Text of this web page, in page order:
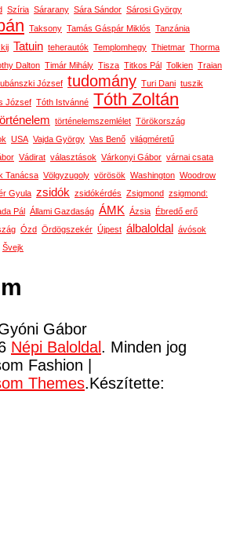
Szíria Sárarany Sára Sándor Sárosi György
Taksony Tamás Gáspár Miklós Tanzánia
Tatuin teherautók Templomhegy Thietmar Thorma
Dalton Timár Mihály Tisza Titkos Pál Tolkien Traian
József tudomány Turi Dani tuszik
József Tóth Istvánné Tóth Zoltán
történelemszemlélet Törökország
USA Vajda György Vas Benő világméretű
Vádirat választások Várkonyi Gábor várnai csata
Tanácsa Völgyzugoly vörösök Washington Woodrow
Gyula zsidók zsidókérdés Zsigmond zsigmond:
Pál Állami Gazdaság ÁMK Ázsia Ébredő erő
Ózd Ördögszekér Újpest álbaloldal
ávósok
Švejk
Gábor
Népi Baloldal . Minden jog
Fashion |
Themes.Készítette: